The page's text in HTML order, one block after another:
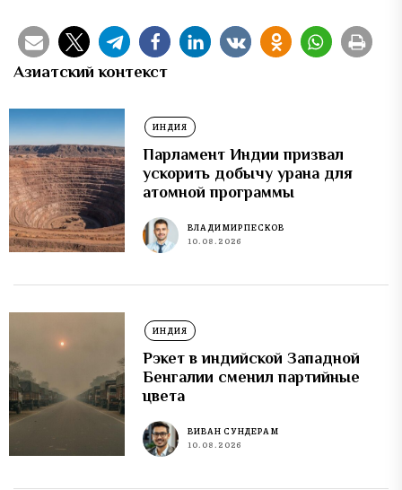
Азиатский контекст
ИНДИЯ
Парламент Индии призвал
ускорить добычу урана для
атомной программы
ВЛАДИМИР ПЕСКОВ
10.08.2026
ИНДИЯ
Рэкет в индийской Западной
Бенгалии сменил партийные
цвета
ВИВАН СУНДЕРАМ
10.08.2026